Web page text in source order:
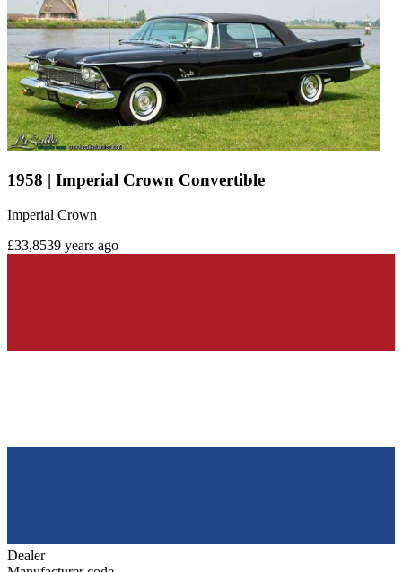
1958 | Imperial Crown Convertible
Imperial Crown
£33,8539 years ago
Dealer